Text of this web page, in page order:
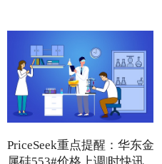
PriceSeek重点提醒：华东金
属硅553#价格上调|时快讯